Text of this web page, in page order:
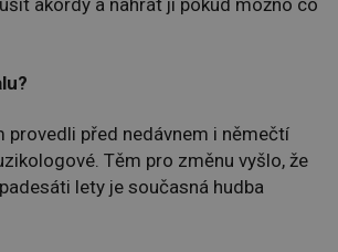
akordy a nahrát ji pokud možno co
provedli před nedávnem i němečtí
Těm pro změnu vyšlo, že
lety je současná hudba